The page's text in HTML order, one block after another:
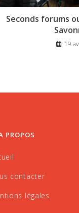
Seconds forums
19
PROPOS
contacter
légales